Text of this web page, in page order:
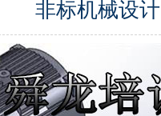
非标机械设计